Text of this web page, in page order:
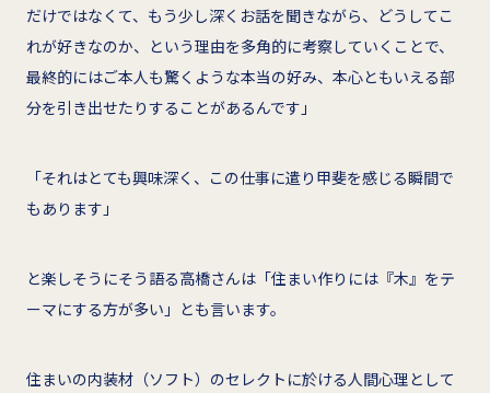
だけではなくて、もう少し深くお話を聞きながら、どうしてこ
れが好きなのか、という理由を多角的に考察していくことで、
最終的にはご本人も驚くような本当の好み、本心ともいえる部
分を引き出せたりすることがあるんです」
「それはとても興味深く、この仕事に遣り甲斐を感じる瞬間で
もあります」
と楽しそうにそう語る高橋さんは「住まい作りには『木』をテ
ーマにする方が多い」とも言います。
住まいの内装材（ソフト）のセレクトに於ける人間心理として